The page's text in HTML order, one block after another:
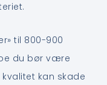
til 800-900
du bør være
kan skade